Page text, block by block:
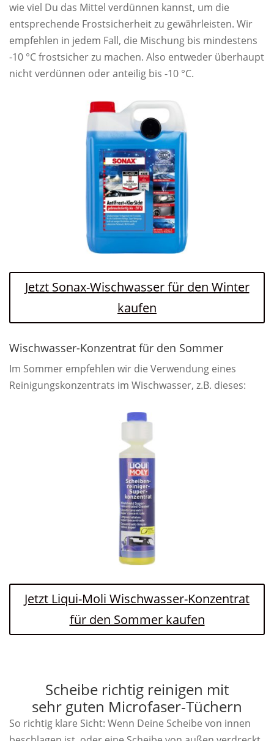
wie viel Du das Mittel verdünnen kannst, um die
entsprechende Frostsicherheit zu gewährleisten. Wir
empfehlen in jedem Fall, die Mischung bis mindestens
-10 °C frostsicher zu machen. Also entweder überhaupt
nicht verdünnen oder anteilig bis -10 °C.
Jetzt Sonax-Wischwasser für den Winter
kaufen
Wischwasser-Konzentrat für den Sommer
Im Sommer empfehlen wir die Verwendung eines
Reinigungskonzentrats im Wischwasser, z.B. dieses:
Jetzt Liqui-Moli Wischwasser-Konzentrat
für den Sommer kaufen
Scheibe richtig reinigen mit
sehr guten Microfaser-Tüchern
So richtig klare Sicht: Wenn Deine Scheibe von innen